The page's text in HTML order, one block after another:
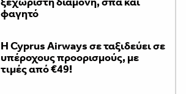
φαγητό
H Cyprus Airways σε ταξιδεύει σε
υπέροχους προορισμούς, με
τιμές από €49!